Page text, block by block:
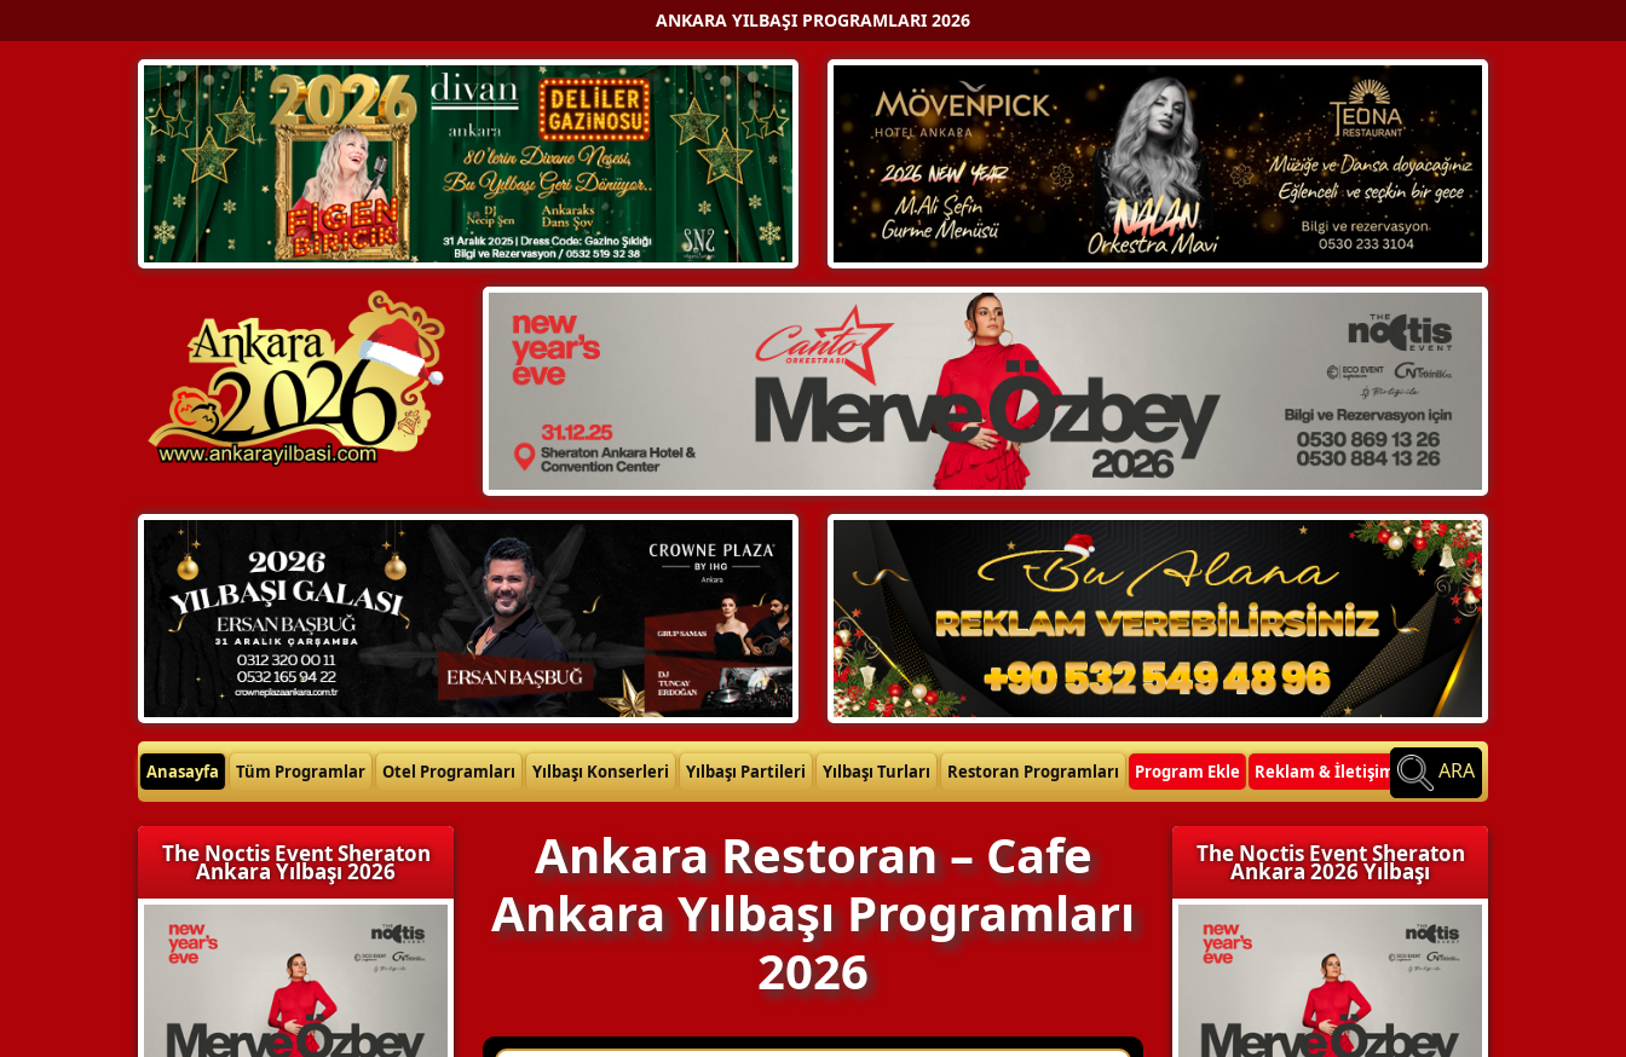
ANKARA YILBAŞI PROGRAMLARI 2026
Anasayfa Tüm Programlar Otel Programları Yılbaşı Konserleri Yılbaşı Partileri Yılbaşı Turları Restoran Programları Program Ekle Reklam & İletişim ARA
The Noctis Event Sheraton
Ankara Yılbaşı 2026
Ankara Restoran – Cafe
Ankara Yılbaşı Programları
2026
The Noctis Event Sheraton
Ankara 2026 Yılbaşı